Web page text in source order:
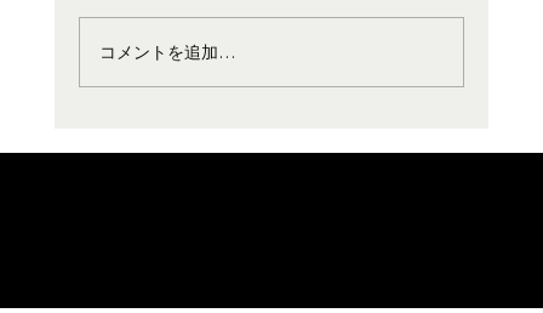
イルカンダ花めぐり開催！
コメントを追加…